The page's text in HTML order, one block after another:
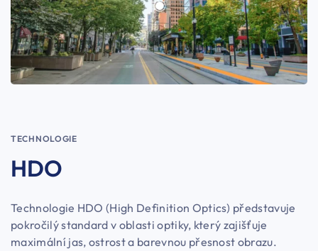
TECHNOLOGIE
HDO
Technologie HDO (High Definition Optics) představuje
pokročilý standard v oblasti optiky, který zajišťuje
maximální jas, ostrost a barevnou přesnost obrazu.